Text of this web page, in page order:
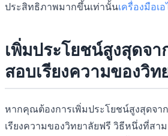
ประสิทธิภาพมากขึ้นเท่านั้นเครื่องมือเอ
เพิ่มประโยชน์สูงสุดจา
สอบเรียงความของวิท
หากคุณต้องการเพิ่มประโยชน์สูงสุดจา
เรียงความของวิทยาลัยฟรี วิธีหนึ่งที่สา